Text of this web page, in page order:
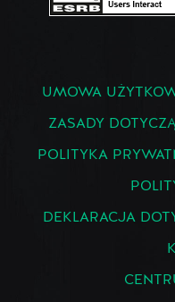
UMOWA
ZASADY
POLITYKA
DEKLARACJA